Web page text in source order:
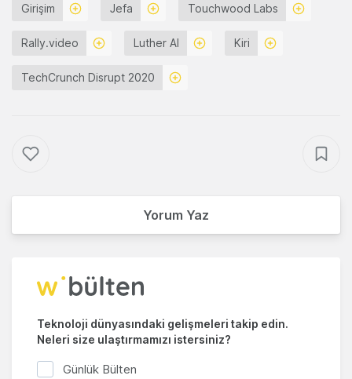
Girişim Jefa Touchwood Labs
Rally.video Luther AI Kiri
TechCrunch Disrupt 2020
Yorum Yaz
Teknoloji dünyasındaki gelişmeleri takip edin.
Neleri size ulaştırmamızı istersiniz?
Günlük Bülten